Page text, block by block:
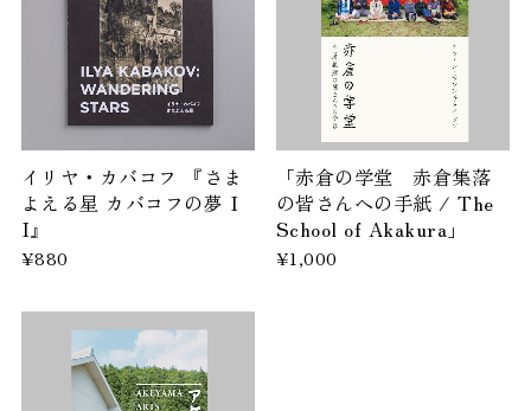
イリヤ・カバコフ 『さま
よえる星 カバコフの夢 I
I』
¥880
「赤倉の学堂 赤倉集落
の皆さんへの手紙 / The
School of Akakura」
¥1,000